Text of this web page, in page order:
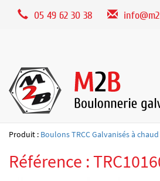
05 49 62 30 38
Produit : Boulons TRCC Galvanisés à
Référence :